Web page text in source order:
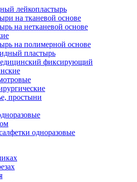
лейкопластырь
на тканевой основе
на нетканевой основе
на полимерной основе
пластырь
фиксирующий
простыни
одноразовые